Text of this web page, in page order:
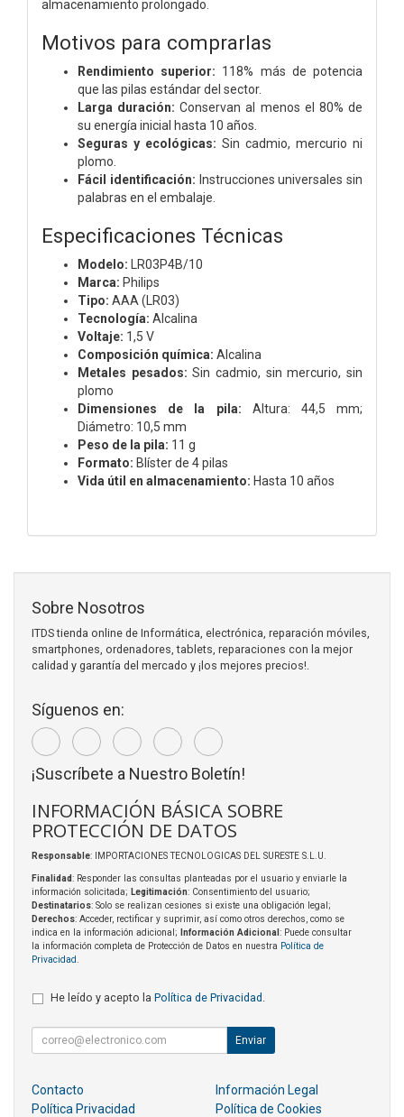
almacenamiento prolongado.
Motivos para comprarlas
Rendimiento superior: 118% más de potencia
que las pilas estándar del sector.
Larga duración: Conservan al menos el 80% de
su energía inicial hasta 10 años.
Seguras y ecológicas: Sin cadmio, mercurio ni
plomo.
Fácil identificación: Instrucciones universales sin
palabras en el embalaje.
Especificaciones Técnicas
Modelo: LR03P4B/10
Marca: Philips
Tipo: AAA (LR03)
Tecnología: Alcalina
Voltaje: 1,5 V
Composición química: Alcalina
Metales pesados: Sin cadmio, sin mercurio, sin
plomo
Dimensiones de la pila: Altura: 44,5 mm;
Diámetro: 10,5 mm
Peso de la pila: 11 g
Formato: Blíster de 4 pilas
Vida útil en almacenamiento: Hasta 10 años
Sobre Nosotros
ITDS tienda online de Informática, electrónica, reparación móviles,
smartphones, ordenadores, tablets, reparaciones con la mejor
calidad y garantía del mercado y ¡los mejores precios!.
Síguenos en:
¡Suscríbete a Nuestro Boletín!
INFORMACIÓN BÁSICA SOBRE
PROTECCIÓN DE DATOS
Responsable: IMPORTACIONES TECNOLOGICAS DEL SURESTE S.L.U.
Finalidad: Responder las consultas planteadas por el usuario y enviarle la
información solicitada; Legitimación: Consentimiento del usuario;
Destinatarios: Solo se realizan cesiones si existe una obligación legal;
Derechos: Acceder, rectificar y suprimir, así como otros derechos, como se
indica en la información adicional;
Información Adicional : Puede consultar
la información completa de Protección de Datos en nuestra Política de
Privacidad
He leído y acepto la Política de Privacidad
Enviar
Contacto
Información Legal
Política Privacidad
Política de Cookies